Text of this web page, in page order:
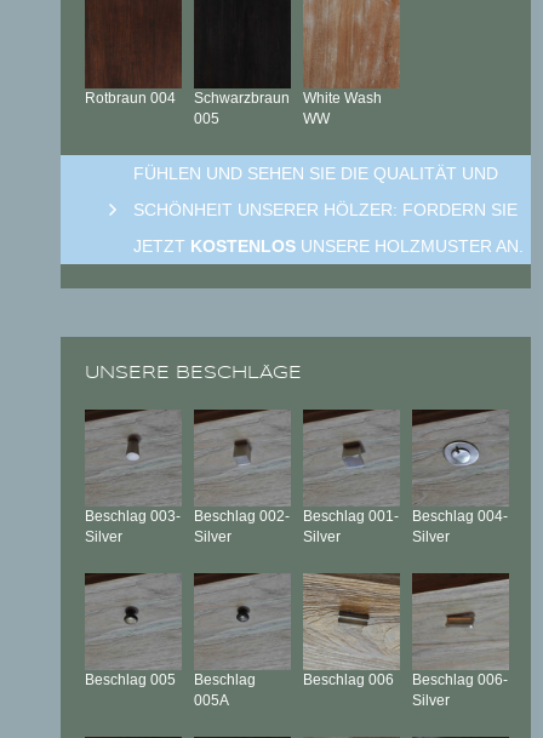
Rotbraun 004
Schwarzbraun
005
White Wash
WW
FÜHLEN UND SEHEN SIE DIE QUALITÄT UND
SCHÖNHEIT UNSERER HÖLZER: FORDERN SIE
JETZT KOSTENLOS UNSERE HOLZMUSTER AN.
UNSERE BESCHLÄGE
Beschlag 003-
Silver
Beschlag 002-
Silver
Beschlag 001-
Silver
Beschlag 004-
Silver
Beschlag 005
Beschlag
005A
Beschlag 006 Beschlag 006-
Silver